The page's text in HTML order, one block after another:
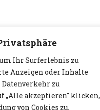
Ihr Surferlebnis zu
Anzeigen oder Inhalte
zu
„Alle akzeptieren" klicken,
von Cookies zu.